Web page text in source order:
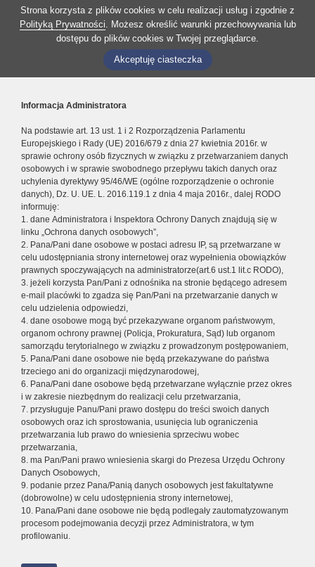
Strona korzysta z plików cookies w celu realizacji usług i zgodnie z
Polityką Prywatności. Możesz określić warunki przechowywania lub
dostępu do plików cookies w Twojej przeglądarce.
Akceptuję ciasteczka
Informacja Administratora
Na podstawie art. 13 ust. 1 i 2 Rozporządzenia Parlamentu
Europejskiego i Rady (UE) 2016/679 z dnia 27 kwietnia 2016r. w
sprawie ochrony osób fizycznych w związku z przetwarzaniem danych
osobowych i w sprawie swobodnego przepływu takich danych oraz
uchylenia dyrektywy 95/46/WE (ogólne rozporządzenie o ochronie
danych), Dz. U. UE. L. 2016.119.1 z dnia 4 maja 2016r., dalej RODO
informuję:
1. dane Administratora i Inspektora Ochrony Danych znajdują się w
linku „Ochrona danych osobowych”,
2. Pana/Pani dane osobowe w postaci adresu IP, są przetwarzane w
celu udostępniania strony internetowej oraz wypełnienia obowiązków
prawnych spoczywających na administratorze(art.6 ust.1 lit.c RODO),
3. jeżeli korzysta Pan/Pani z odnośnika na stronie będącego adresem
e-mail placówki to zgadza się Pan/Pani na przetwarzanie danych w
celu udzielenia odpowiedzi,
4. dane osobowe mogą być przekazywane organom państwowym,
organom ochrony prawnej (Policja, Prokuratura, Sąd) lub organom
samorządu terytorialnego w związku z prowadzonym postępowaniem,
5. Pana/Pani dane osobowe nie będą przekazywane do państwa
trzeciego ani do organizacji międzynarodowej,
6. Pana/Pani dane osobowe będą przetwarzane wyłącznie przez okres
i w zakresie niezbędnym do realizacji celu przetwarzania,
7. przysługuje Panu/Pani prawo dostępu do treści swoich danych
osobowych oraz ich sprostowania, usunięcia lub ograniczenia
przetwarzania lub prawo do wniesienia sprzeciwu wobec
przetwarzania,
8. ma Pan/Pani prawo wniesienia skargi do Prezesa Urzędu Ochrony
Danych Osobowych,
9. podanie przez Pana/Panią danych osobowych jest fakultatywne
(dobrowolne) w celu udostępnienia strony internetowej,
10. Pana/Pani dane osobowe nie będą podlegały zautomatyzowanym
procesom podejmowania decyzji przez Administratora, w tym
profilowaniu.